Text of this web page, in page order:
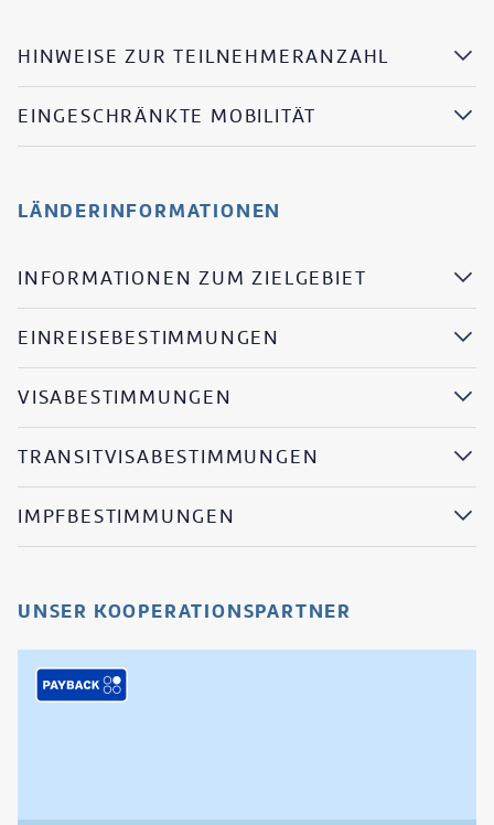
HINWEISE ZUR TEILNEHMERANZAHL
EINGESCHRÄNKTE MOBILITÄT
LÄNDERINFORMATIONEN
INFORMATIONEN ZUM ZIELGEBIET
EINREISEBESTIMMUNGEN
VISABESTIMMUNGEN
TRANSITVISABESTIMMUNGEN
IMPFBESTIMMUNGEN
UNSER KOOPERATIONSPARTNER